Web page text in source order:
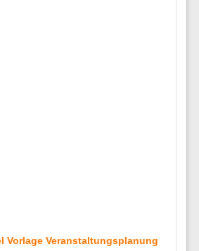
Vorlage Veranstaltungsplanung